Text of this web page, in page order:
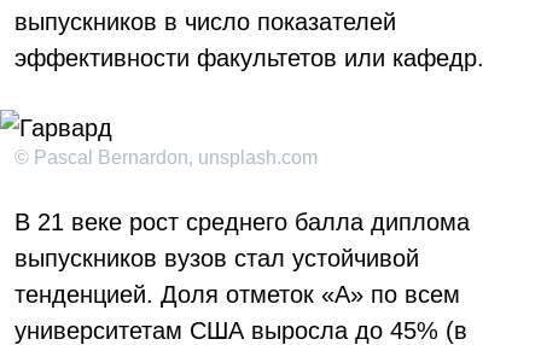
выпускников в число показателей
эффективности факультетов или кафедр.
© Pascal Bernardon, unsplash.com
В 21 веке рост среднего балла диплома
выпускников вузов стал устойчивой
тенденцией. Доля отметок «А» по всем
университетам США выросла до 45% (в